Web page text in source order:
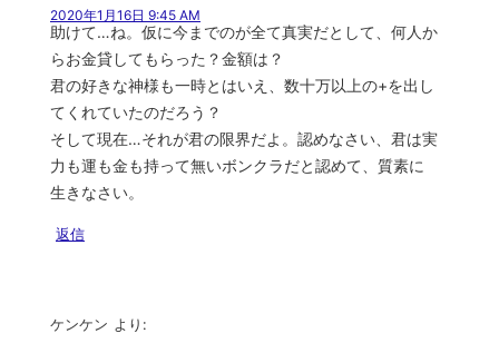
2020年1月16日 9:45 AM
助けて…ね。仮に今までのが全て真実だとして、何人か
らお金貸してもらった？金額は？
君の好きな神様も一時とはいえ、数十万以上の+を出し
てくれていたのだろう？
そして現在…それが君の限界だよ。認めなさい、君は実
力も運も金も持って無いボンクラだと認めて、質素に
生きなさい。
返信
ケンケン より: